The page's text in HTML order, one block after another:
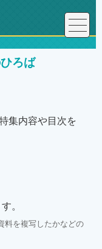
ろば
集内容や目次を
。
料を複写したかなどの